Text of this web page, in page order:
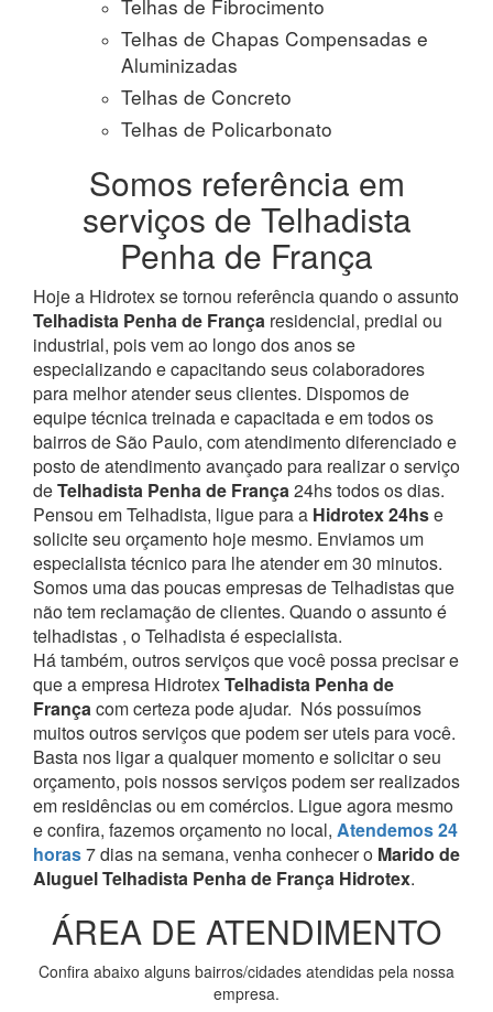
Telhas de Fibrocimento
Telhas de Chapas Compensadas e
Aluminizadas
Telhas de Concreto
Telhas de Policarbonato
Somos referência em
serviços de Telhadista
Penha de França
Hoje a Hidrotex se tornou referência quando o assunto
Telhadista Penha de França residencial, predial ou
industrial, pois vem ao longo dos anos se
especializando e capacitando seus colaboradores
para melhor atender seus clientes. Dispomos de
equipe técnica treinada e capacitada e em todos os
bairros de São Paulo, com atendimento diferenciado e
posto de atendimento avançado para realizar o serviço
deTelhadista Penha de França24hs todos os dias.
Pensou em Telhadista, ligue para a Hidrotex 24hse
solicite seu orçamento hoje mesmo. Enviamos um
especialista técnico para lhe atender em 30 minutos.
Somos uma das poucas empresas de Telhadistas que
não tem reclamação de clientes. Quando o assunto é
telhadistas , o Telhadista é especialista.
Há também, outros serviços que você possa precisar e
que a empresa HidrotexTelhadista Penha de
Françacom certeza pode ajudar. Nós possuímos
muitos outros serviços que podem ser uteis para você.
Basta nos ligar a qualquer momento e solicitar o seu
orçamento, pois nossos serviços podem ser realizados
em residências ou em comércios. Ligue agora mesmo
e confira, fazemos orçamento no local, Atendemos 24
horas7 dias na semana, venha conhecer o Marido de
Aluguel Telhadista Penha de França Hidrotex.
ÁREA DE ATENDIMENTO
Confira abaixo alguns bairros/cidades atendidas pela nossa
empresa.